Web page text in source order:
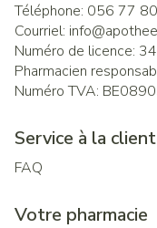
Téléphone: 056 77
Courriel: info@
Numéro de licence:
Pharmacien
Numéro TVA:
Service à la
FAQ
Votre pharmacie